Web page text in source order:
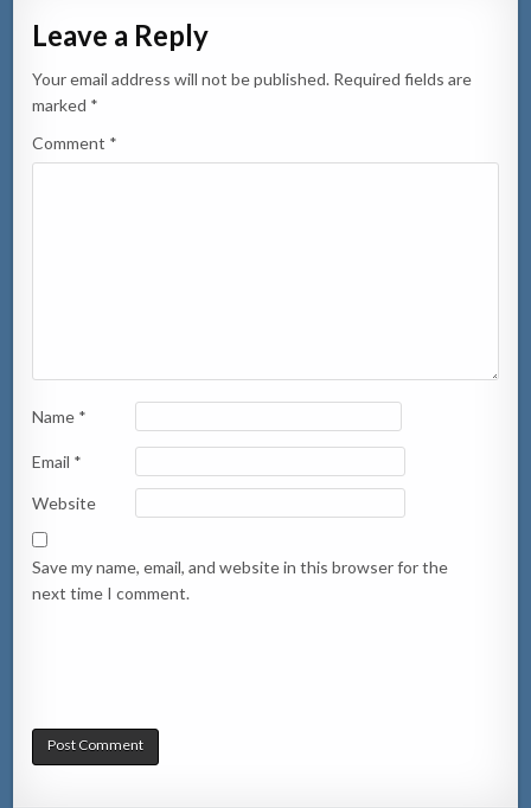
Leave a Reply
Your email address will not be published. Required fields are
marked *
Comment *
Name *
Email *
Website
Save my name, email, and website in this browser for the
next time I comment.